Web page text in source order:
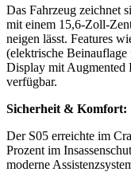
Das Fahrzeug zeichnet
mit einem 15,6-Zoll-
neigen lässt. Features
(elektrische
Display mit Augmented
verfügbar.
Sicherheit & Komfort:
Der S05 erreichte im
Prozent im
moderne